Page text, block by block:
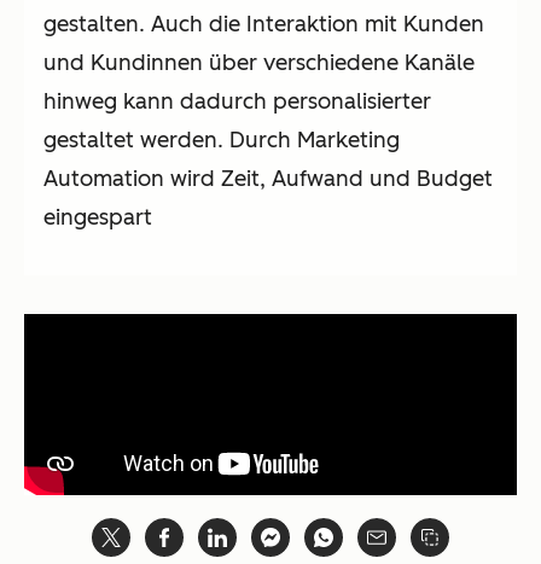
gestalten. Auch die Interaktion mit Kunden
und Kundinnen über verschiedene Kanäle
hinweg kann dadurch personalisierter
gestaltet werden. Durch Marketing
Automation wird Zeit, Aufwand und Budget
eingespart